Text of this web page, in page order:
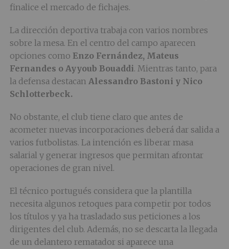
finalice el mercado de fichajes.
La dirección deportiva trabaja con varios nombres
sobre la mesa. En el centro del campo aparecen
opciones como Enzo Fernández, Mateus
Fernandes o Ayyoub Bouaddi. Mientras tanto, para
la defensa destacan Alessandro Bastoni y Nico
Schlotterbeck.
No obstante, el club tiene claro que antes de
acometer nuevas incorporaciones deberá dar salida a
varios futbolistas. La intención es liberar masa
salarial y generar ingresos que permitan afrontar
operaciones de gran nivel.
El técnico portugués considera que la plantilla
necesita algunos retoques para competir por todos
los títulos y ya ha trasladado sus peticiones a los
dirigentes del club. Además, no se descarta la llegada
de un delantero rematador si aparece una